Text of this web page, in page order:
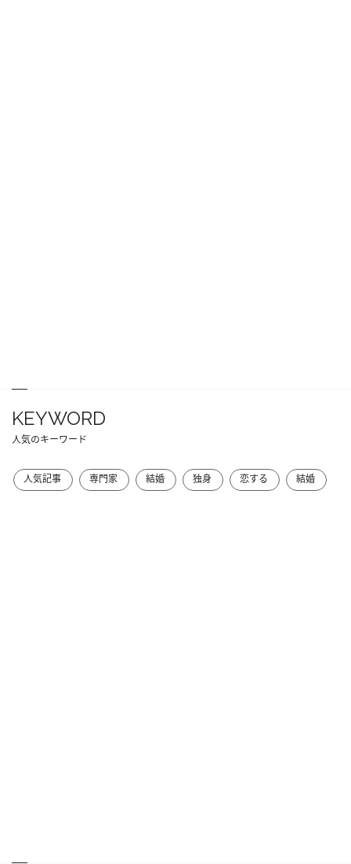
KEYWORD
人気のキーワード
人気記事 専門家 結婚 独身 恋する 結婚